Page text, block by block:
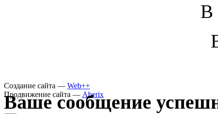
В
Создание сайта — Web++
Продвижение сайта — Aberix
Ваше сообщение